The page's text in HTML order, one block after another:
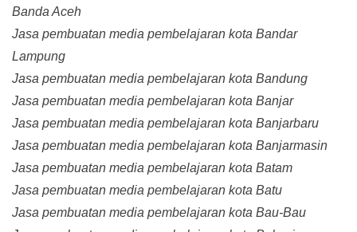
Banda Aceh
Jasa pembuatan media pembelajaran kota Bandar
Lampung
Jasa pembuatan media pembelajaran kota Bandung
Jasa pembuatan media pembelajaran kota Banjar
Jasa pembuatan media pembelajaran kota Banjarbaru
Jasa pembuatan media pembelajaran kota Banjarmasin
Jasa pembuatan media pembelajaran kota Batam
Jasa pembuatan media pembelajaran kota Batu
Jasa pembuatan media pembelajaran kota Bau-Bau